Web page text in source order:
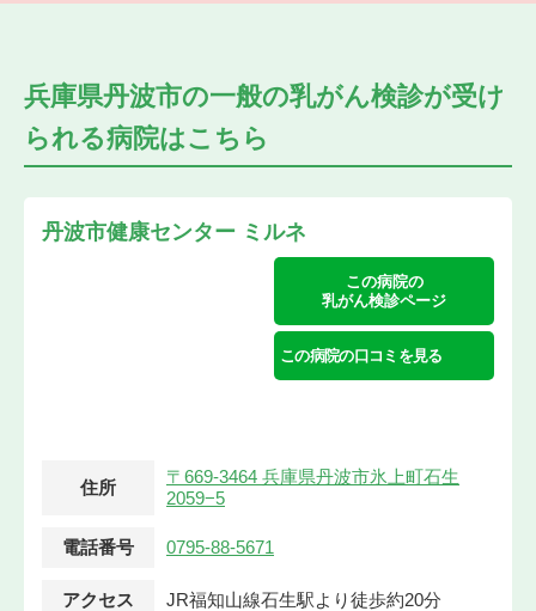
兵庫県丹波市の一般の乳がん検診が受け
られる病院はこちら
丹波市健康センター ミルネ
この病院の
乳がん検診ページ
この病院の口コミを見る
住所
〒669-3464 兵庫県丹波市氷上町⽯⽣
2059−5
電話番号 0795-88-5671
アクセス JR福知山線石生駅より徒歩約20分